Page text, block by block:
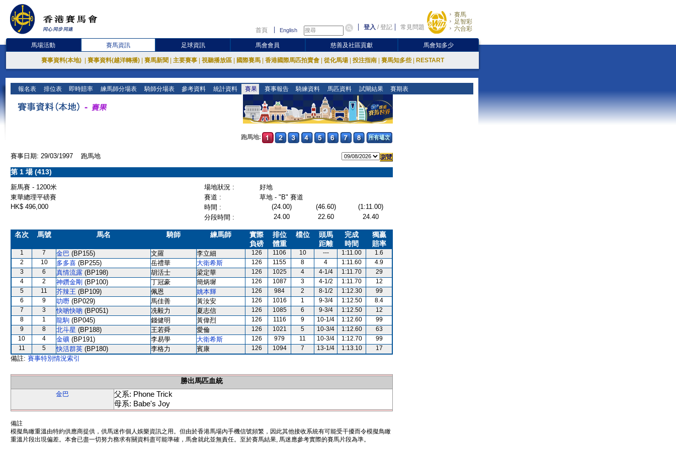
首頁 English 登入 /登記 常見問題
賽馬
足智彩
六合彩
馬場活動 賽馬資訊 足球資訊 馬會會員 慈善及社區貢獻 馬會知多少
賽事資料(本地) 賽事資料(越洋轉播) 賽馬新聞 主要賽事 視聽播放區 國際賽馬 香港國際馬匹拍賣會 從化馬場 投注指南 賽馬知多些 RESTART
報名表 排位表 即時賠率 練馬師分場表 騎師分場表 參考資料 統計資料 賽果 賽事報告 騎練資料 馬匹資料 試閘結果 賽期表
跑馬地:
賽事日期: 29/03/1997 跑馬地
第 1 場 (413)
新馬賽 - 1200米 場地狀況 :
好地
東華總理平磅賽
賽道 :
草地 - "B" 賽道
HK$ 496,000
時間 : (24.00) (46.60)
(1:11.00)
分段時間 :
24.00 22.60 24.40
名次 馬號 馬名 騎師 練馬師
實際
負磅
排位
體重
檔位
頭馬
距離
完成
時間
獨贏
賠率
1 7 金巴 (BP155) 文羅 李立細 126 1106 10 --- 1:11.00
1.6
2
10 多多喜 (BP255) 岳禮華 大衛希斯 126 1155 8 4 1:11.60
4.9
3
6 真情流露 (BP198) 胡活士 梁定華 126 1025 4 4-1/4 1:11.70
29
4
2 神鑽金剛 (BP100) 丁冠豪 簡炳墀 126 1087 3 4-1/2 1:11.70
12
5
11 芥辣王 (BP109) 佩恩 姚本輝 126 984 2 8-1/2 1:12.30
99
6
9 叻嘢 (BP029) 馬佳善 黃汝安 126 1016 1 9-3/4 1:12.50
8.4
7
3 快啲快啲 (BP051) 冼毅力 夏志信 126 1085 6 9-3/4 1:12.50
12
8
1 龍駒 (BP045) 錢健明 黃偉烈 126 1116 9 10-1/4 1:12.60
99
9
8 北斗星 (BP188) 王若舜 愛倫 126 1021 5 10-3/4 1:12.60
63
10
4 金礦 (BP191) 李易學 大衛希斯 126 979 11 10-3/4 1:12.70
99
11
5 快活群英 (BP180) 李格力 賓康 126 1094 7 13-1/4 1:13.10 17
備註: 賽事特別情況索引
勝出馬匹血統
金巴
父系: Phone Trick
母系: Babe's Joy
備註
模擬鳥瞰重溫由特約供應商提供，供馬迷作個人娛樂資訊之用。但由於香港馬場內手機信號頻繁，因此其他接收系統有可能受干擾而令模擬鳥瞰
重溫片段出現偏差。本會已盡一切努力務求有關資料盡可能準確，馬會就此並無責任。至於賽馬結果, 馬迷應參考實際的賽馬片段為準。